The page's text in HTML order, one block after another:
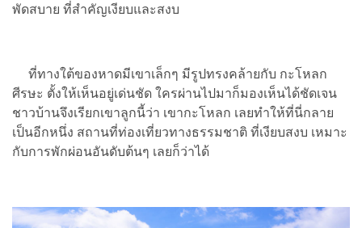
พัดสบาย ที่สำคัญเงียบและสงบ
ที่ทางใต้ของหาดมีเขาเล็กๆ มีรูปทรงคล้ายกับ กะโหลก
ศีรษะ ตั้งให้เห็นอยู่เด่นชัด ใครผ่านไปมาก็มองเห็นได้ชัดเจน
ชาวบ้านจึงเรียกเขาลูกนี้ว่า เขากะโหลก เลยทำให้ที่นี่กลาย
เป็นอีกหนึ่ง สถานที่ท่องเที่ยวทางธรรมชาติ ที่เงียบสงบ เหมาะ
กับการพักผ่อนอันดับต้นๆ เลยก็ว่าได้